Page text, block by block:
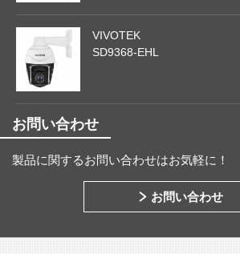
VIVOTEK
SD9368-EHL
お問い合わせ
製品に関するお問い合わせはお気軽に！
お問い合わせ